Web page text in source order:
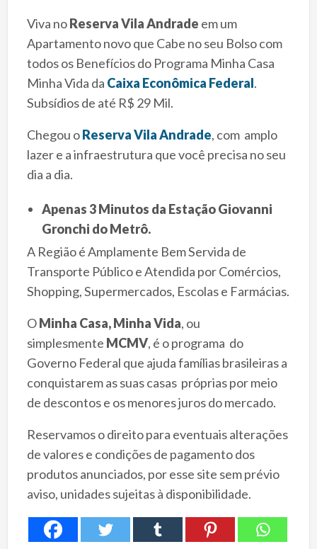
Viva noReserva Vila Andrade em um
Apartamento novo que Cabe no seu Bolso com
todos os Benefícios do Programa Minha Casa
Minha Vida da Caixa Econômica Federal.
Subsídios de até R$ 29 Mil.
Chegou oReserva Vila Andrade, com amplo
lazer e a infraestrutura que você precisa no seu
dia a dia.
Apenas 3 Minutos da Estação Giovanni
Gronchi do Metrô.
A Região é Amplamente Bem Servida de
Transporte Público e Atendida por Comércios,
Shopping, Supermercados, Escolas e Farmácias.
OMinha Casa, Minha Vida, ou
simplesmente MCMV, é o programa do
Governo Federal que ajuda famílias brasileiras a
conquistarem as suas casas próprias por meio
de descontos e os menores juros do mercado.
Reservamos o direito para eventuais alterações
de valores e condições de pagamento dos
produtos anunciados, por esse site sem prévio
aviso, unidades sujeitas à disponibilidade.